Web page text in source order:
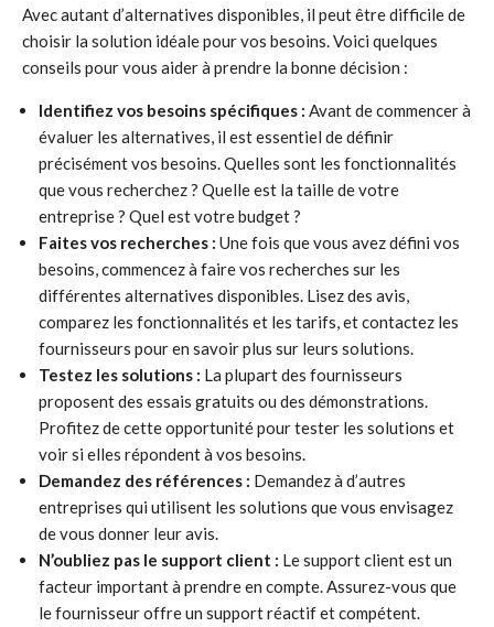
Avec autant d’alternatives disponibles, il peut être difficile de
choisir la solution idéale pour vos besoins. Voici quelques
conseils pour vous aider à prendre la bonne décision :
Identifiez vos besoins spécifiques : Avant de commencer à
évaluer les alternatives, il est essentiel de définir
précisément vos besoins. Quelles sont les fonctionnalités
que vous recherchez ? Quelle est la taille de votre
entreprise ? Quel est votre budget ?
Faites vos recherches : Une fois que vous avez défini vos
besoins, commencez à faire vos recherches sur les
différentes alternatives disponibles. Lisez des avis,
comparez les fonctionnalités et les tarifs, et contactez les
fournisseurs pour en savoir plus sur leurs solutions.
Testez les solutions : La plupart des fournisseurs
proposent des essais gratuits ou des démonstrations.
Profitez de cette opportunité pour tester les solutions et
voir si elles répondent à vos besoins.
Demandez des références : Demandez à d’autres
entreprises qui utilisent les solutions que vous envisagez
de vous donner leur avis.
N’oubliez pas le support client : Le support client est un
facteur important à prendre en compte. Assurez-vous que
le fournisseur offre un support réactif et compétent.